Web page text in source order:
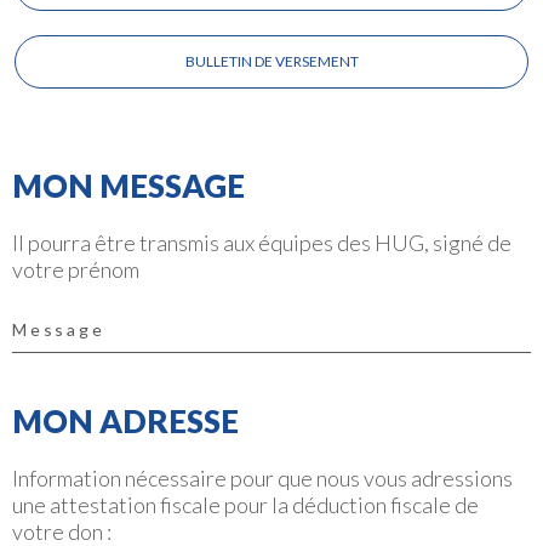
BULLETIN DE VERSEMENT
MON MESSAGE
Il pourra être transmis aux équipes des HUG, signé de
votre prénom
MON ADRESSE
Information nécessaire pour que nous vous adressions
une attestation fiscale pour la déduction fiscale de
votre don :